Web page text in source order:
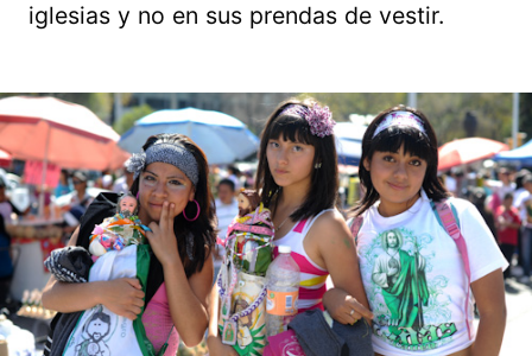
iglesias y no en sus prendas de vestir.